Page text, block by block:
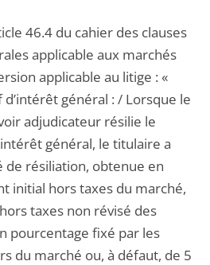
46.4 du cahier des clauses
applicable aux marchés
applicable au litige : «
général : / Lorsque le
adjudicateur résilie le
général, le titulaire a
résiliation, obtenue en
initial hors taxes du marché,
taxes non révisé des
pourcentage fixé par les
du marché ou, à défaut, de 5